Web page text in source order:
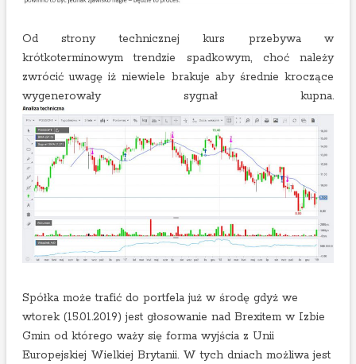
Od strony technicznej kurs przebywa w
krótkoterminowym trendzie spadkowym, choć należy
zwrócić uwagę iż niewiele brakuje aby średnie kroczące
wygenerowały sygnał kupna.
Spółka może trafić do portfela już w środę gdyż we
wtorek (15.01.2019) jest głosowanie nad Brexitem w Izbie
Gmin od którego waży się forma wyjścia z Unii
Europejskiej Wielkiej Brytanii. W tych dniach możliwa jest